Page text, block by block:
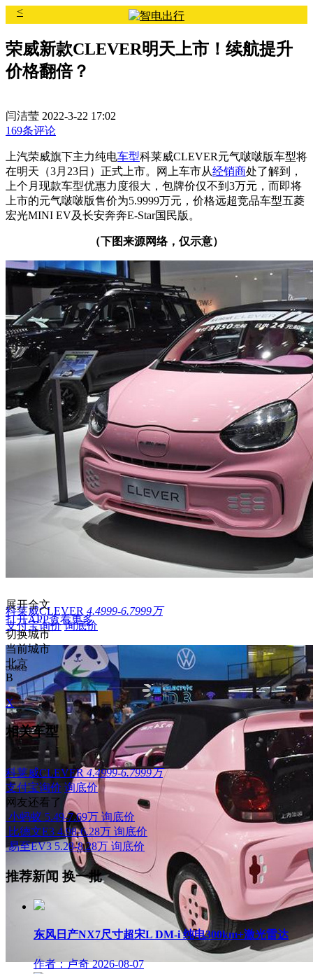
<
荣威新款CLEVER明天上市！续航提升
价格翻倍？
闫洁莹 2022-3-22 17:02
169条评论
上汽荣威旗下主力纯电车型科莱威CLEVER元气啵啵版车型将
在明天（3月23日）正式上市。网上车市从经销商处了解到，
上个月现款车型优惠力度很大，包牌价仅不到3万元，而即将
上市的元气啵啵版售价为5.9999万元，价格远超竞品车型五菱
宏光MINI EV及长安奔奔E-Star国民版。
（下图来源网络，仅示意）
科莱威CLEVER 4.4999-6.7999万
支付宝询价 询底价
展开全文
打开APP查看更多
切换城市
当前城市
北京
B
X
相关车型
科莱威CLEVER 4.4999-6.7999万
支付宝询价 询底价
网友还看了
小蚂蚁 5.49-7.69万 询底价
比德文E3 4.98-6.28万 询底价
易至EV3 5.28-8.28万 询底价
推荐新闻 换一批
东风日产NX7尺寸超宋L DM-i 纯电300km+激光雷达
作者：卢奇 2026-08-07